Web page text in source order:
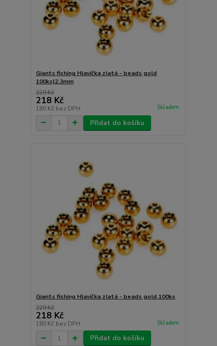
Giants fishing Hlavička zlatá - beads gold
100ks|2.3mm
229 Kč
218 Kč
180 Kč bez DPH Skladem
Přidat do košíku
Giants fishing Hlavička zlatá - beads gold 100ks
229 Kč
218 Kč
180 Kč bez DPH Skladem
Přidat do košíku